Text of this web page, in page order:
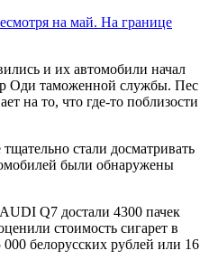
на май. На границе
и их автомобили начал
Оди таможенной службы. Пес
на то, что где-то поблизости
стали досматривать
были обнаружены
Q7 достали 4300 пачек
стоимость сигарет в
белорусских рублей или 16